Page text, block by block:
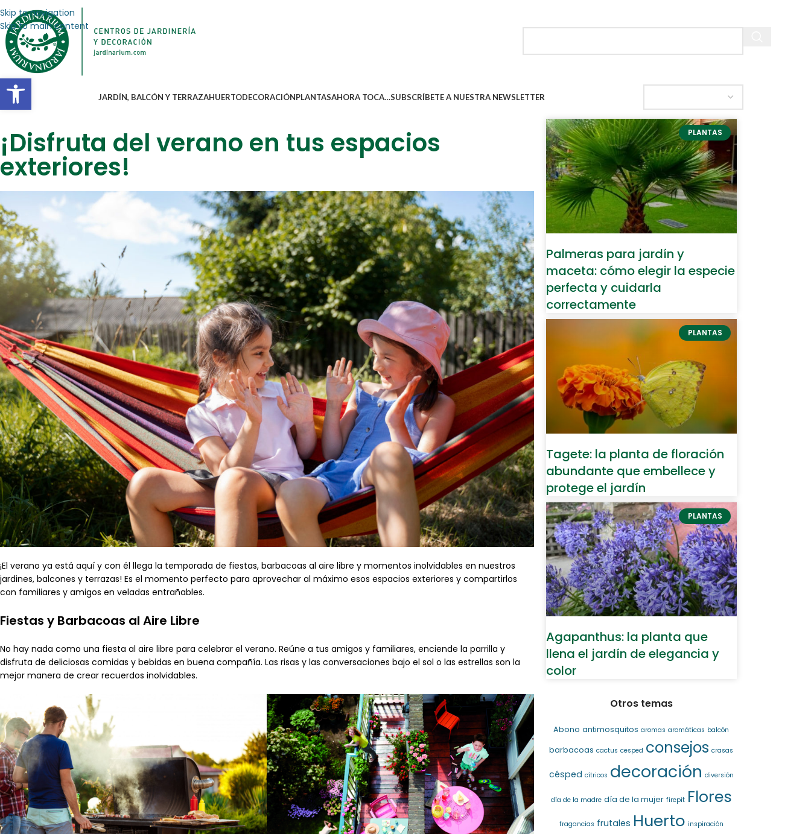
Abrir barra de herramientas
Skip to navigation
Skip to main content
JARDÍN, BALCÓN Y TERRAZAHUERTODECORACIÓNPLANTASAHORA TOCA…SUBSCRÍBETE A NUESTRA NEWSLETTER
¡Disfruta del verano en tus espacios
exteriores!
¡El verano ya está aquí y con él llega la temporada de fiestas, barbacoas al aire libre y momentos inolvidables en nuestros
jardines, balcones y terrazas! Es el momento perfecto para aprovechar al máximo esos espacios exteriores y compartirlos
con familiares y amigos en veladas entrañables.
Fiestas y Barbacoas al Aire Libre
No hay nada como una fiesta al aire libre para celebrar el verano. Reúne a tus amigos y familiares, enciende la parrilla y
disfruta de deliciosas comidas y bebidas en buena compañía. Las risas y las conversaciones bajo el sol o las estrellas son la
mejor manera de crear recuerdos inolvidables.
PLANTAS
Palmeras para jardín y
maceta: cómo elegir la especie
perfecta y cuidarla
correctamente
PLANTAS
Tagete: la planta de floración
abundante que embellece y
protege el jardín
PLANTAS
Agapanthus: la planta que
llena el jardín de elegancia y
color
Otros temas
Abono antimosquitos aromas aromáticas balcón
barbacoas cactus cesped consejos crasas
césped cítricos decoración diversión
día de la madre día de la mujer firepit Flores
fragancias frutales Huerto inspiración